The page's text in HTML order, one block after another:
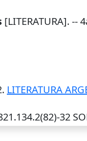
[LITERATURA]. --
LITERATURA
32